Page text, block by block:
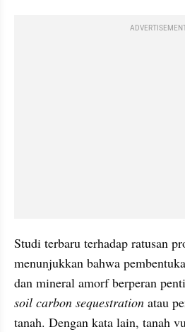
Studi terbaru terhadap ratusan
menunjukkan bahwa
soil carbon sequestration atau
tanah. Dengan kata lain, tanah